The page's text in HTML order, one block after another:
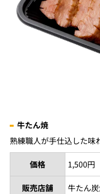
牛たん焼
熟練職人が手仕込した味
価格
1,500円
販売店舗
牛たん炭